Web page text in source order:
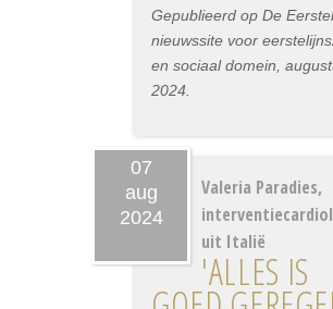
Gepublieerd op De
nieuwssite voor
en sociaal domein,
2024.
07
aug
2024
Valeria Paradies,
uit Italië
'ALLES IS